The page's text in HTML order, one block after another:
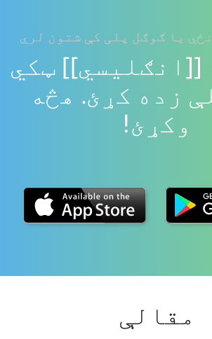
یا ګوګل پلی کې شتون لري
[[انګلیسي]] ټکي
زده کړئ. هڅه
وکړئ!
مقالې